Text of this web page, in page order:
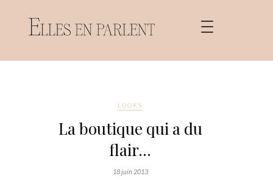
LOOKS
La boutique qui a du
flair…
18 juin 2013